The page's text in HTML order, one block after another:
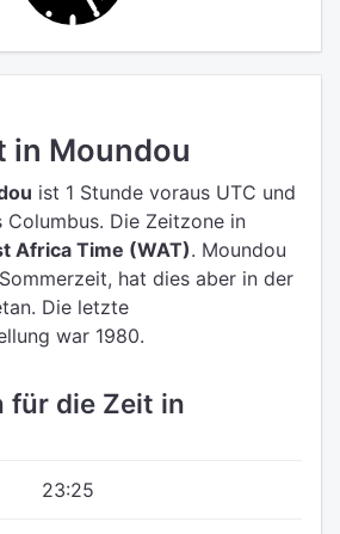
in Moundou
ist 1 Stunde voraus UTC und
Columbus. Die Zeitzone in
Africa Time (WAT). Moundou
hat dies aber in der
Die letzte
war 1980.
für die Zeit in
23:25